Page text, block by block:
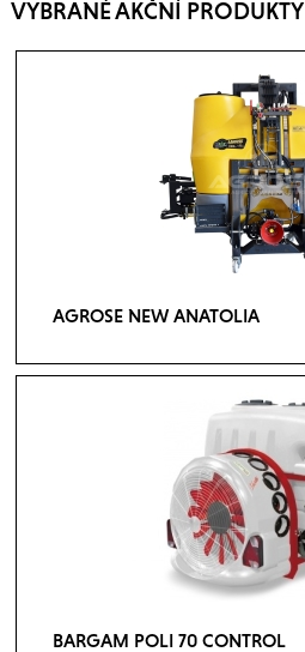
VYBRANÉ AKČNÍ PRODUKTY
AGROSE NEW ANATOLIA
BARGAM POLI 70 CONTROL